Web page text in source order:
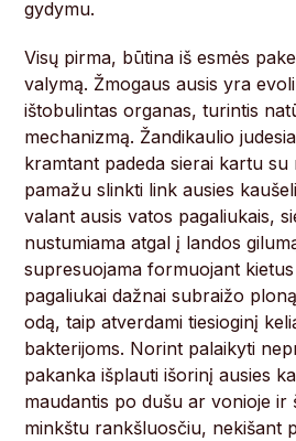
gydymu.
Visų pirma, būtina iš esmės
valymą. Žmogaus ausis yra
ištobulintas organas, turintis
mechanizmą. Žandikaulio
kramtant padeda sierai kartu su
pamažu slinkti link ausies
valant ausis vatos pagaliukais,
nustumiama atgal į landos
supresuojama formuojant
pagaliukai dažnai subraižo
odą, taip atverdami tiesioginį
bakterijoms. Norint palaikyti
pakanka išplauti išorinį ausies
maudantis po dušu ar vonioje ir
minkštu rankšluosčiu, nekišant